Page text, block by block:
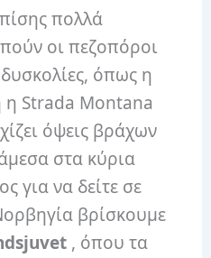
πολλά
οι πεζοπόροι
όπως η
Strada Montana
όψεις βράχων
στα κύρια
για να δείτε σε
βρίσκουμε
, όπου τα